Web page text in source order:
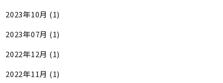
2023年10月 (1)
2023年07月 (1)
2022年12月 (1)
2022年11月 (1)